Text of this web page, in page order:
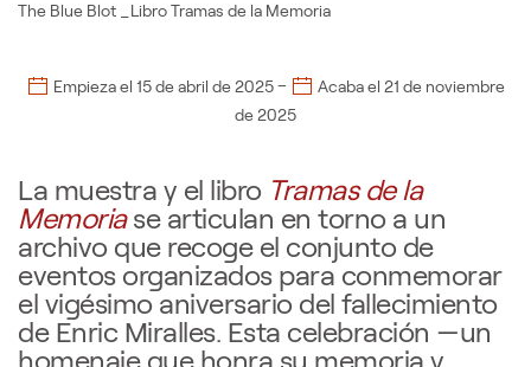
The Blue Blot _Libro Tramas de la Memoria
Empieza el 15 de abril de 2025– Acaba el 21 de noviembre
de 2025
La muestra y el libro Tramas de la
Memoriase articulan en torno a un
archivo que recoge el conjunto de
eventos organizados para conmemorar
el vigésimo aniversario del fallecimiento
de Enric Miralles. Esta celebración —un
homenaje que honra su memoria y